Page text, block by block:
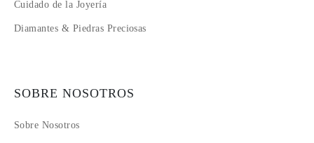
Cuidado de la Joyería
Diamantes & Piedras Preciosas
SOBRE NOSOTROS
Sobre Nosotros